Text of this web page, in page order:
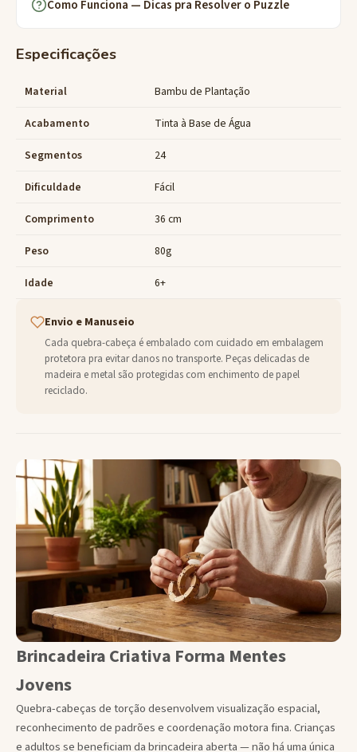
Como Funciona — Dicas pra Resolver o Puzzle
Especificações
Material Bambu de Plantação
Acabamento Tinta à Base de Água
Segmentos 24
Dificuldade Fácil
Comprimento 36 cm
Peso 80g
Idade 6+
Envio e Manuseio
Cada quebra-cabeça é embalado com cuidado em embalagem
protetora pra evitar danos no transporte. Peças delicadas de
madeira e metal são protegidas com enchimento de papel
reciclado.
Brincadeira Criativa Forma Mentes
Jovens
Quebra-cabeças de torção desenvolvem visualização espacial,
reconhecimento de padrões e coordenação motora fina. Crianças
e adultos se beneficiam da brincadeira aberta — não há uma única